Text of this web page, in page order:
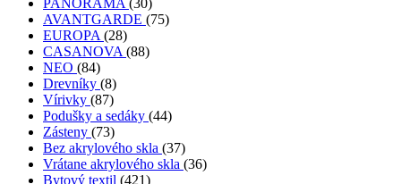
AVANTGARDE (75)
EUROPA (28)
CASANOVA (88)
NEO (84)
Drevníky (8)
Vírivky (87)
Podušky a sedáky (44)
Zásteny (73)
Bez akrylového skla (37)
Vrátane akrylového skla (36)
Bytový textil (421)